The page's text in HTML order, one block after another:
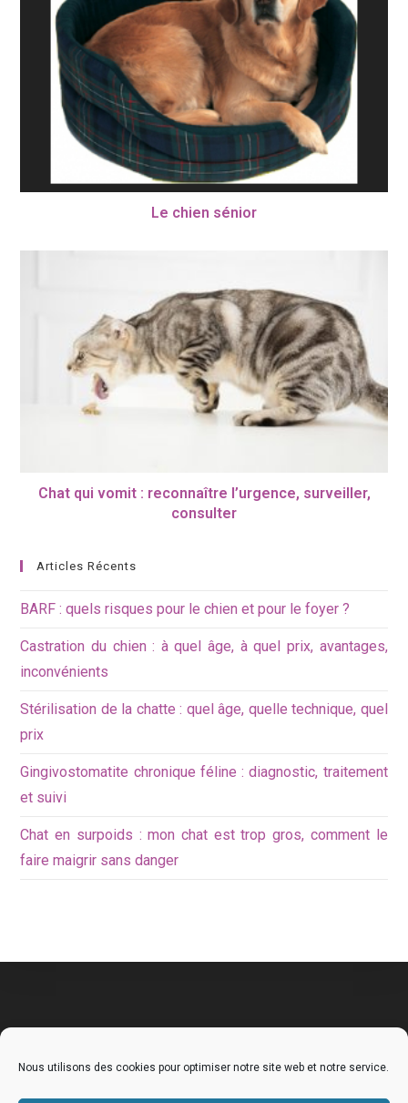
Nous utilisons des cookies pour optimiser notre site web et notre service.
Le chien sénior
Chat qui vomit : reconnaître l’urgence, surveiller,
consulter
Articles Récents
BARF : quels risques pour le chien et pour le foyer ?
Castration du chien : à quel âge, à quel prix, avantages,
inconvénients
Stérilisation de la chatte : quel âge, quelle technique, quel
prix
Gingivostomatite chronique féline : diagnostic, traitement
et suivi
Chat en surpoids : mon chat est trop gros, comment le
faire maigrir sans danger